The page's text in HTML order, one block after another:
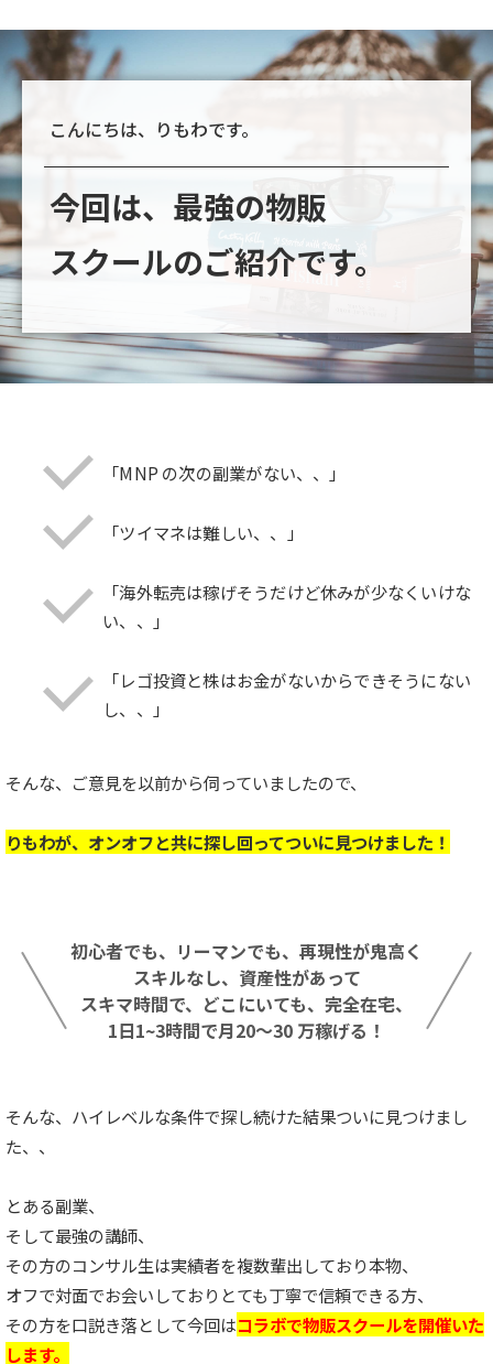
こんにちは、りもわです。
今回は、最強の物販
スクールのご紹介です。
「MNP の次の副業がない、、」
「ツイマネは難しい、、」
「海外転売は稼げそうだけど休みが少なくいけな
い、、」
「レゴ投資と株はお金がないからできそうにない
し、、」
そんな、ご意見を以前から伺っていましたので、
りもわが、オンオフと共に探し回ってついに見つけました！
初心者でも、リーマンでも、再現性が鬼高く
スキルなし、資産性があって
スキマ時間で、どこにいても、完全在宅、
1日1~3時間で月20～30 万稼げる！
そんな、ハイレベルな条件で探し続けた結果ついに見つけまし
た、、
とある副業、
そして最強の講師、
その方のコンサル生は実績者を複数輩出しており本物、
オフで対面でお会いしておりとても丁寧で信頼できる方、
その方を口説き落として今回はコラボで物販スクールを開催いた
します。